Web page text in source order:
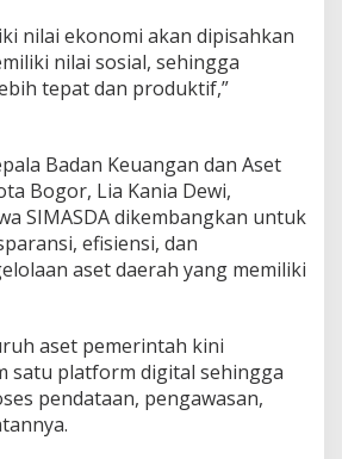
nilai ekonomi akan dipisahkan
nilai sosial, sehingga
tepat dan produktif,”
Badan Keuangan dan Aset
Bogor, Lia Kania Dewi,
SIMASDA dikembangkan untuk
efisiensi, dan
aset daerah yang memiliki
aset pemerintah kini
satu platform digital sehingga
pendataan, pengawasan,